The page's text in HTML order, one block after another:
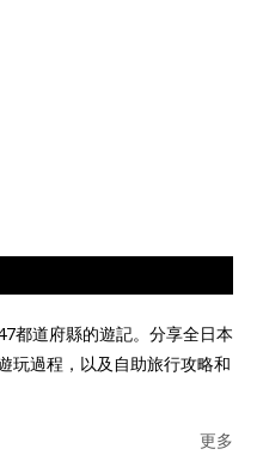
都道府縣的遊記。分享全日本
玩過程，以及自助旅行攻略和
更多